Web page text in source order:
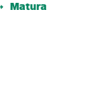
Matura